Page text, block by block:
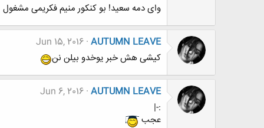
وای دمه سعید! بو کنکور منیم فکریمی مشغول
AUTUMN LEAVE
Jun 15, 2016
کیشی هش خبر یوخدو بیلن نن
AUTUMN LEAVE
Jun 6, 2016
:-|
عجب